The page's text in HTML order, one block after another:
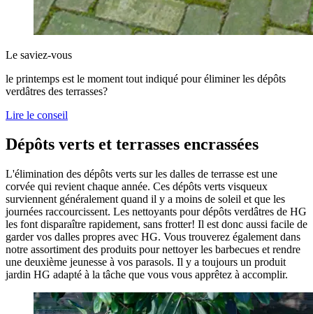
Le saviez-vous
le printemps est le moment tout indiqué pour éliminer les dépôts
verdâtres des terrasses?
Lire le conseil
Dépôts verts et terrasses encrassées
L'élimination des dépôts verts sur les dalles de terrasse est une
corvée qui revient chaque année. Ces dépôts verts visqueux
surviennent généralement quand il y a moins de soleil et que les
journées raccourcissent. Les nettoyants pour dépôts verdâtres de HG
les font disparaître rapidement, sans frotter! Il est donc aussi facile de
garder vos dalles propres avec HG. Vous trouverez également dans
notre assortiment des produits pour nettoyer les barbecues et rendre
une deuxième jeunesse à vos parasols. Il y a toujours un produit
jardin HG adapté à la tâche que vous vous apprêtez à accomplir.